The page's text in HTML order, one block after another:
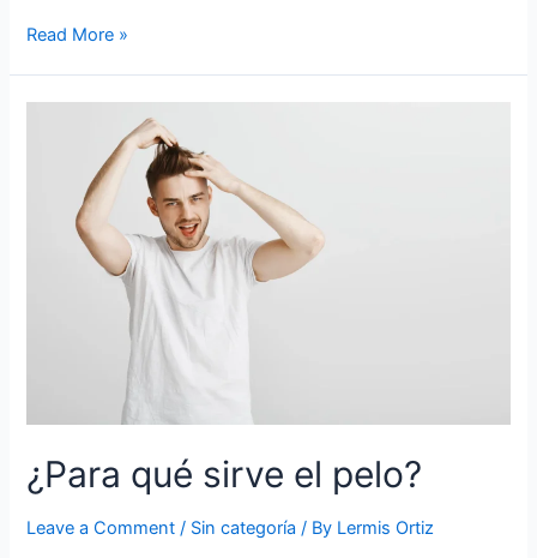
Read More »
¿Para qué sirve el pelo?
Leave a Comment / Sin categoría / By Lermis Ortiz